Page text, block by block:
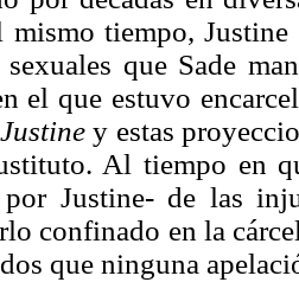
mismo tiempo,
que Sade
el que estuvo
Justine y estas
Al tiempo en
por Justine- de las
confinado en la
que ninguna